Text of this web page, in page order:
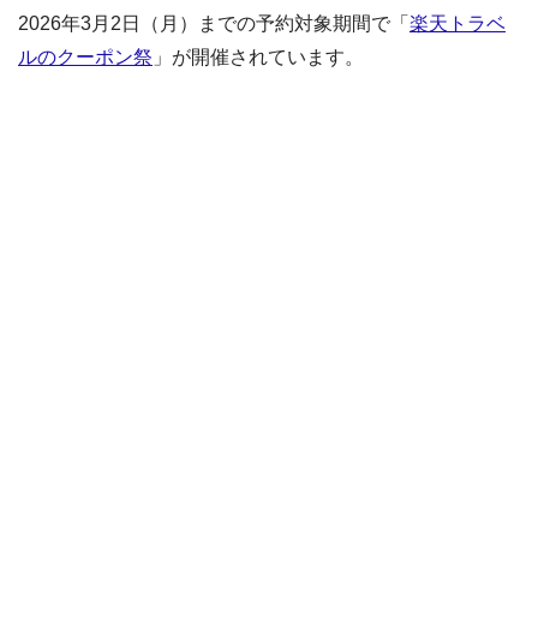
2026年3月2日（月）までの予約対象期間で「 楽天トラベ
ルのクーポン祭 」が開催されています。